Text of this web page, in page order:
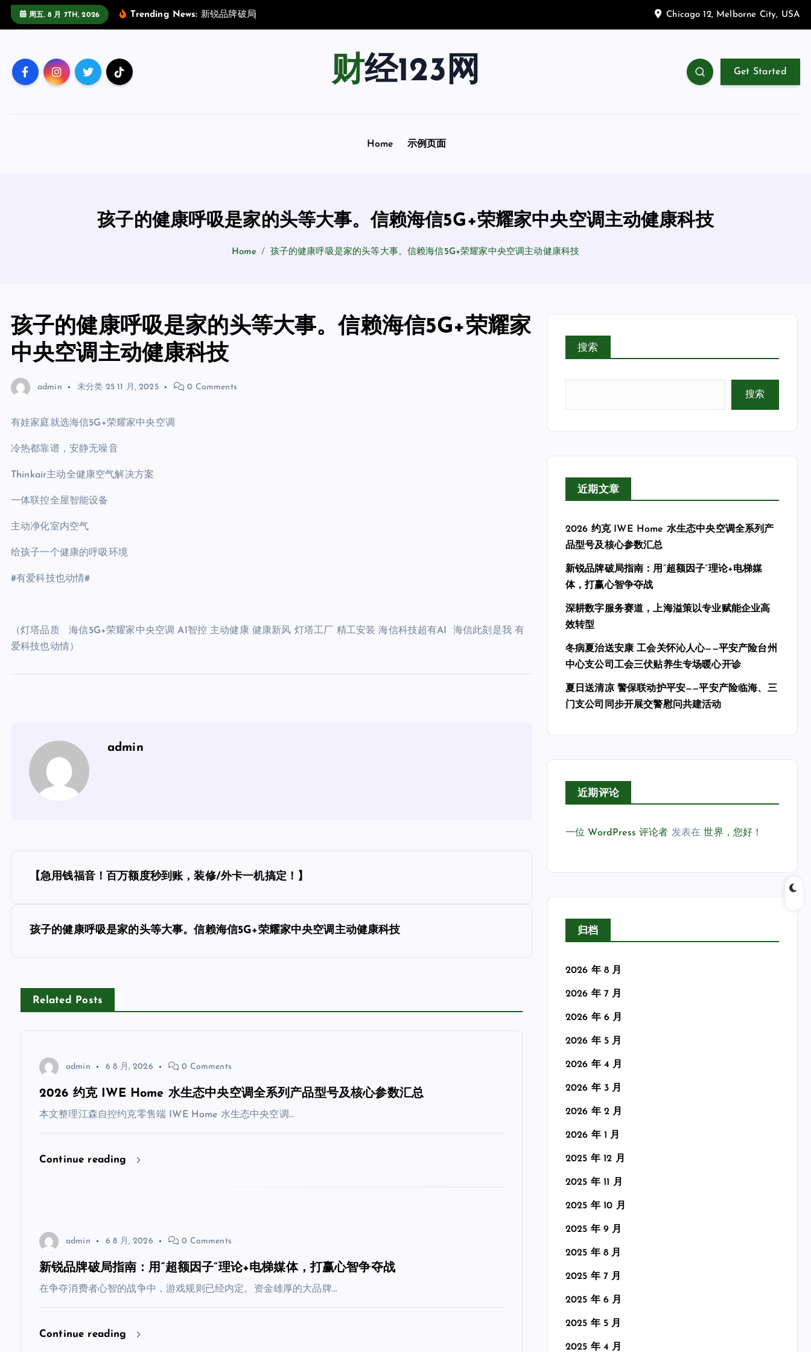
周五. 8 月 7TH, 2026 Trending News: 新锐品牌破局 Chicago 12, Melborne City, USA
财经123网 Get Started
Home 示例页面
孩子的健康呼吸是家的头等大事。信赖海信5G+荣耀家中央空调主动健康科技
Home 孩子的健康呼吸是家的头等大事。信赖海信5G+荣耀家中央空调主动健康科技
孩子的健康呼吸是家的头等大事。信赖海信5G+荣耀家
中央空调主动健康科技
admin 未分类 25 11 月, 2025 0 Comments
有娃家庭就选海信5G+荣耀家中央空调
冷热都靠谱，安静无噪音
Thinkair主动全健康空气解决方案
一体联控全屋智能设备
主动净化室内空气
给孩子一个健康的呼吸环境
#有爱科技也动情#
（灯塔品质 海信5G+荣耀家中央空调 AI智控 主动健康 健康新风 灯塔工厂 精工安装 海信科技超有AI 海信此刻是我 有
爱科技也动情）
admin
文
导
【急用钱福音！百万额度秒到账，装修/外卡一机搞定！】
孩子的健康呼吸是家的头等大事。信赖海信5G+荣耀家中央空调主动健康科技
Related Posts
admin 6 8 月, 2026 0 Comments
2026 约克 IWE Home 水生态中央空调全系列产品型号及核心参数汇总
本文整理江森自控约克零售端 IWE Home 水生态中央空调…
Continue reading
admin 6 8 月, 2026 0 Comments
新锐品牌破局指南：用“超额因子”理论+电梯媒体，打赢心智争夺战
在争夺消费者心智的战争中，游戏规则已经内定。资金雄厚的大品牌…
Continue reading
搜索
搜索
近期文章
2026 约克 IWE Home 水生态中央空调全系列产
品型号及核心参数汇总
新锐品牌破局指南：用“超额因子”理论+电梯媒
体，打赢心智争夺战
深耕数字服务赛道，上海溢策以专业赋能企业高
效转型
冬病夏治送安康 工会关怀沁人心——平安产险台州
中心支公司工会三伏贴养生专场暖心开诊
夏日送清凉 警保联动护平安——平安产险临海、三
门支公司同步开展交警慰问共建活动
近期评论
一位 WordPress 评论者 发表在世界，您好！
归档
2026 年 8 月
2026 年 7 月
2026 年 6 月
2026 年 5 月
2026 年 4 月
2026 年 3 月
2026 年 2 月
2026 年 1 月
2025 年 12 月
2025 年 11 月
2025 年 10 月
2025 年 9 月
2025 年 8 月
2025 年 7 月
2025 年 6 月
2025 年 5 月
2025 年 4 月